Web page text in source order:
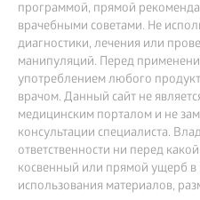
программой, прямой
врачебными советами. Не
диагностики, лечения или
манипуляций. Перед
употреблением любого
врачом. Данный сайт не
медицинским порталом и не
консультации специалиста.
ответственности ни перед
косвенный или прямой ущерб в
использования материалов,